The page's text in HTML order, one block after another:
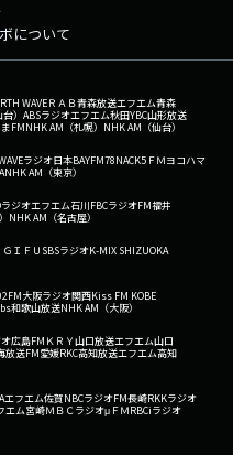
について
WAVEＲＡＢ青森放送エフエム青森
） ABSラジオエフエム秋田YBC山形放送
FMNHK AM（札幌） NHK AM（仙台）
ラジオ日本BAYFM78NACK5 ＦＭヨコハマ
NHK AM（東京）
ラジオエフエム石川FBCラジオFM福井
NHK AM（名古屋）
ＧＩＦＵ SBSラジオK-MIX SHIZUOKA
FM大阪ラジオ関西Kiss FM KOBE
和歌山放送NHK AM（大阪）
オ広島FM ＫＲＹ山口放送エフエム山口
放送FM愛媛RKC高知放送エフエム高知
エフエム佐賀NBCラジオFM長崎RKKラジオ
エム宮崎ＭＢＣラジオμＦＭRBCiラジオ